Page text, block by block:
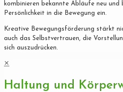
kombinieren bekannte Abläufe neu und
Persönlichkeit in die Bewegung ein.
Kreative Bewegungsförderung stärkt
auch das Selbstvertrauen, die
sich auszudrücken.
✕
Haltung und